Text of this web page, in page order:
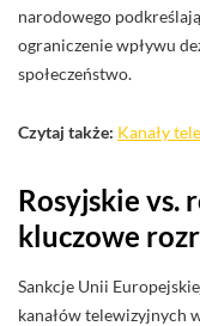
narodowego
ograniczenie wpływu
społeczeństwo.
Czytaj także: Kanały
Rosyjskie vs.
kluczowe
Sankcje Unii
kanałów telewizyjnych